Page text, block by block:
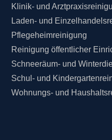
Klinik- und
Laden- und
Pflegeheimreinigung
Reinigung öffentlicher
Schneeräum- und
Schul- und
Wohnungs- und